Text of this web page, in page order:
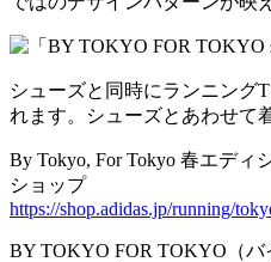
シューズと同時にランニング
れます。シューズとあわせて
By Tokyo, For Tokyo 春エディ
ショップ
https://shop.adidas.jp/running/
BY TOKYO FOR TOKYO（